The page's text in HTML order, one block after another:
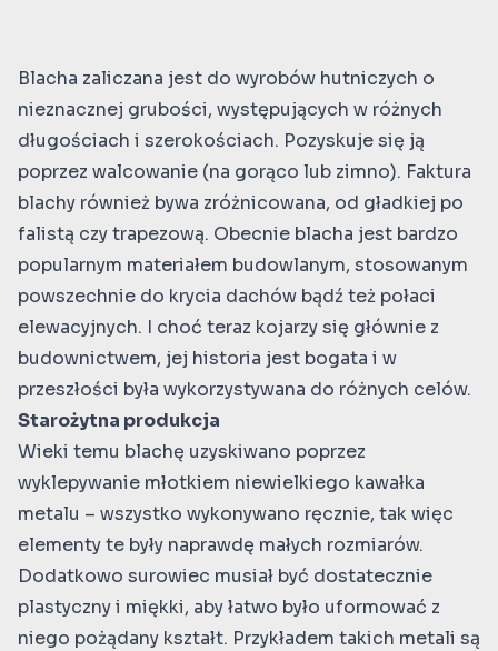
Blacha zaliczana jest do wyrobów hutniczych o
nieznacznej grubości, występujących w różnych
długościach i szerokościach. Pozyskuje się ją
poprzez walcowanie (na gorąco lub zimno). Faktura
blachy również bywa zróżnicowana, od gładkiej po
falistą czy trapezową. Obecnie blacha jest bardzo
popularnym materiałem budowlanym, stosowanym
powszechnie do krycia dachów bądź też połaci
elewacyjnych. I choć teraz kojarzy się głównie z
budownictwem, jej historia jest bogata i w
przeszłości była wykorzystywana do różnych celów.
Starożytna produkcja
Wieki temu blachę uzyskiwano poprzez
wyklepywanie młotkiem niewielkiego kawałka
metalu – wszystko wykonywano ręcznie, tak więc
elementy te były naprawdę małych rozmiarów.
Dodatkowo surowiec musiał być dostatecznie
plastyczny i miękki, aby łatwo było uformować z
niego pożądany kształt. Przykładem takich metali są